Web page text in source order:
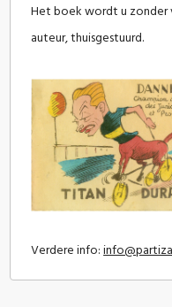
Het boek wordt u zonder
auteur, thuisgestuurd.
Verdere info: